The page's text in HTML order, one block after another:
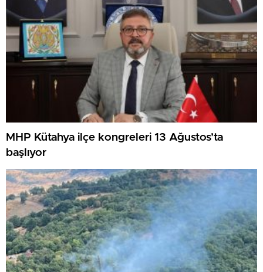
MHP Kütahya ilçe kongreleri 13 Ağustos’ta
başlıyor